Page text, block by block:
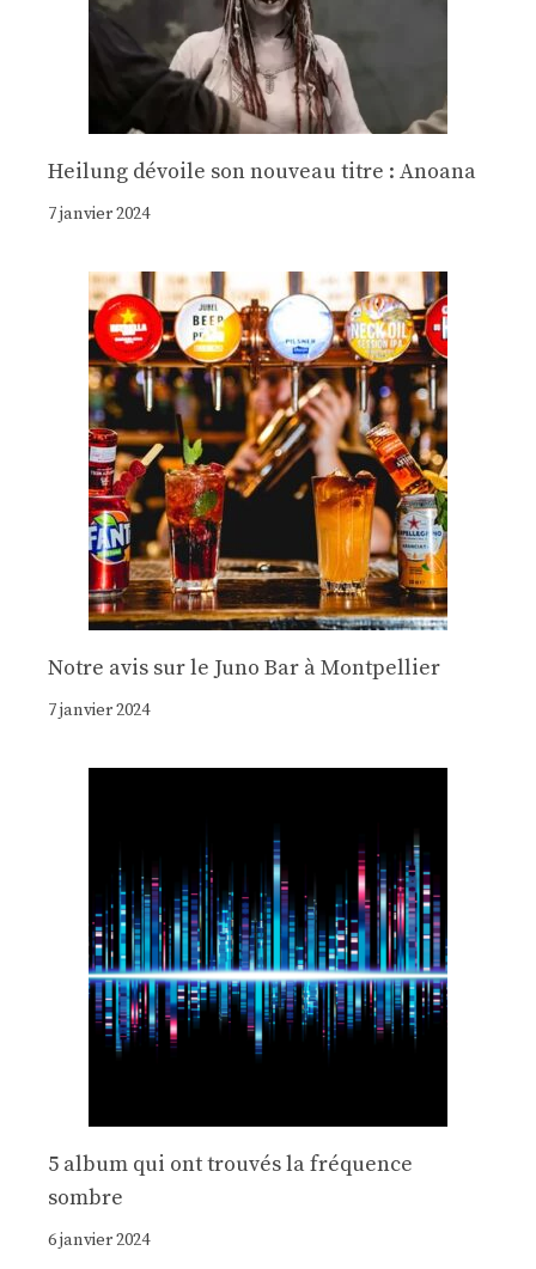
Heilung dévoile son nouveau titre : Anoana
7 janvier 2024
Notre avis sur le Juno Bar à Montpellier
7 janvier 2024
5 album qui ont trouvés la fréquence
sombre
6 janvier 2024